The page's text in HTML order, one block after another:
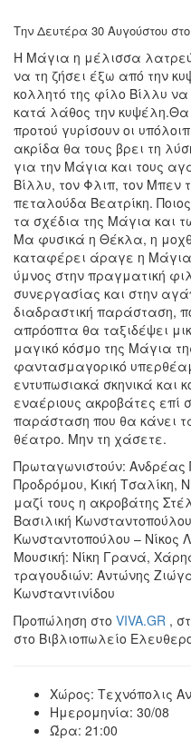
ΤΟΠΟΣ
ΜΑΣ
ΔΗΜΟΣ
ΠΟΛΙΤΙΣΜΟΣ
ΑΝΘΕΚΤΙΚΗ
ΠΟΛΗ
Την Δευτέρα 30 Αυγούστου
Η Μάγια η μέλισσα
να τη ζήσει έξω από την
κολλητό της φίλο Βίλλυ
κατά λάθος την
προτού γυρίσουν οι
ακρίδα θα τους βρει τη
για την Μάγια και τους
Βίλλυ, τον Φλιπ, τον Μπεν
πεταλούδα Βεατρίκη.
τα σχέδια της Μάγια και
Μα φυσικά η Θέκλα, η
καταφέρει άραγε η
ύμνος στην πραγματική
συνεργασίας και στην
διαδραστική παράσταση,
απρόοπτα θα ταξιδέψει
μαγικό κόσμο της Μάγια
φαντασμαγορικό
εντυπωσιακά σκηνικά και
εναέριους ακροβάτες επί
παράσταση που θα κάνει
θέατρο. Μην τη χάσετε.
Πρωταγωνιστούν:
Προδρόμου, Κική Τσαλίκη,
μαζί τους η ακροβάτης
Βασιλική
Κωνσταντοπούλου – Νίκος
Μουσική: Νίκη Γρανά,
τραγουδιών: Αντώνης
Κωνσταντινίδου
Προπώληση στο VIVA.GR ,
στο Βιβλιοπωλείο
Χώρος: Τεχνόπολις
Ημερομηνία: 30/08
Ώρα: 21:00